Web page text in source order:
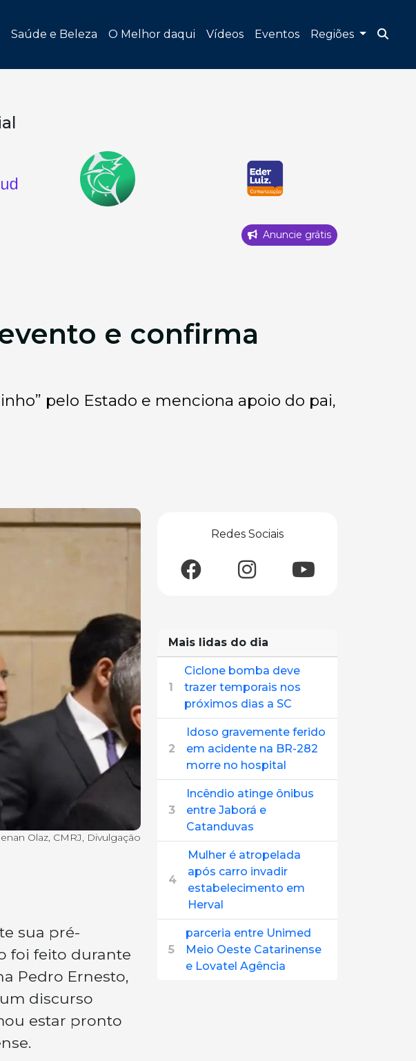
Saúde e Beleza O Melhor daqui Vídeos Eventos Regiões
Anuncie grátis
e confirma
pelo Estado e menciona apoio do pai,
Olaz, CMRJ, Divulgação
sua pré-
foi feito durante
Pedro Ernesto,
discurso
estar pronto
Redes Sociais
Mais lidas do dia
1
Ciclone bomba deve
trazer temporais nos
próximos dias a SC
2
Idoso gravemente ferido
em acidente na BR-282
morre no hospital
3
Incêndio atinge ônibus
entre Jaborá e
Catanduvas
4
Mulher é atropelada
após carro invadir
estabelecimento em
Herval
5
parceria entre Unimed
Meio Oeste Catarinense
e Lovatel Agência